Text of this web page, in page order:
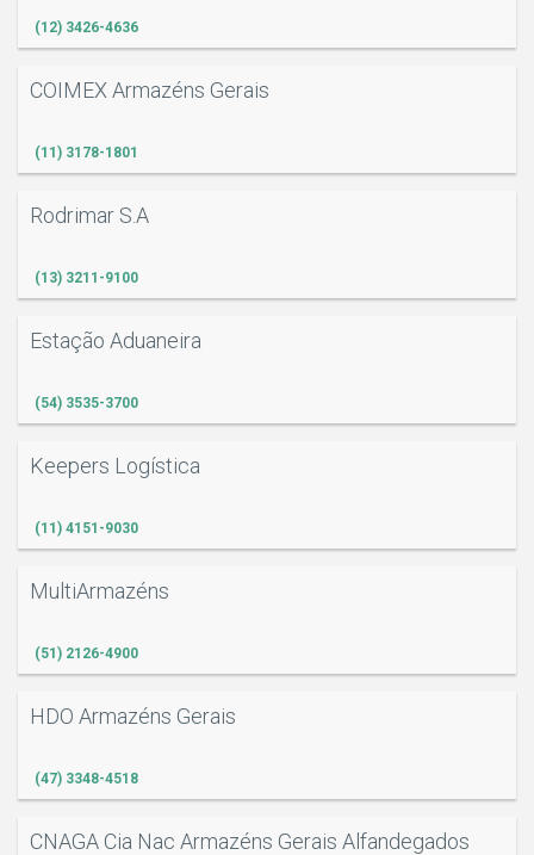
(12) 3426-4636
COIMEX Armazéns Gerais
(11) 3178-1801
Rodrimar S.A
(13) 3211-9100
Estação Aduaneira
(54) 3535-3700
Keepers Logística
(11) 4151-9030
MultiArmazéns
(51) 2126-4900
HDO Armazéns Gerais
(47) 3348-4518
CNAGA Cia Nac Armazéns Gerais Alfandegados